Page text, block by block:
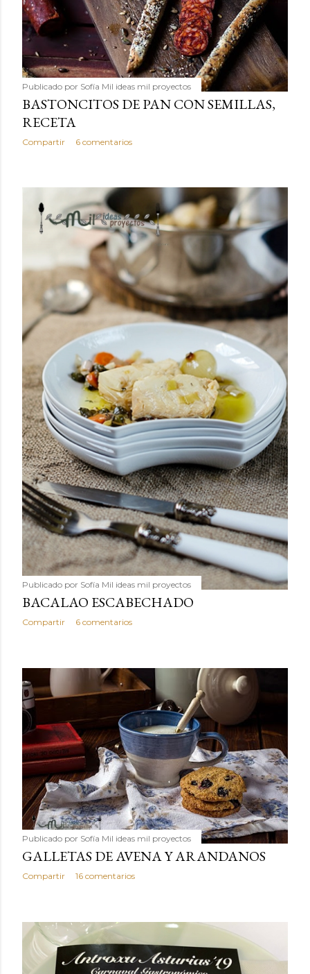
Publicado por Sofía Mil ideas mil proyectos
BASTONCITOS DE PAN CON SEMILLAS,
RECETA
Compartir 6 comentarios
Publicado por Sofía Mil ideas mil proyectos
BACALAO ESCABECHADO
Compartir 6 comentarios
Publicado por Sofía Mil ideas mil proyectos
GALLETAS DE AVENA Y ARANDANOS
Compartir 16 comentarios